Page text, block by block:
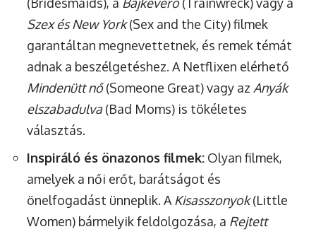
Szex és New York(Sex and the City) filmek
garantáltan megnevettetnek, és remek témát
adnak a beszélgetéshez. A Netflixen elérhető
Mindenütt nő(Someone Great) vagy az Anyák
elszabadulva(Bad Moms) is tökéletes
választás.
Inspiráló és önazonos filmek: Olyan filmek,
amelyek a női erőt, barátságot és
önelfogadást ünneplik. A Kisasszonyok(Little
Women) bármelyik feldolgozása, a Rejtett